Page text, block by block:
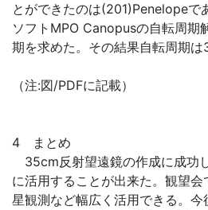
とができたのは(201)Penelopeで
ソフトMPO Canopusの自転周期
期を求めた。その結果自転周期
（注:図/PDFに記載）
4 まとめ
35cm反射望遠鏡の作成に成功
に活用することが出来た。観望
星観測など幅広く活用できる。